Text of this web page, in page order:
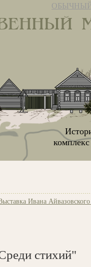
Ивана
стихий"